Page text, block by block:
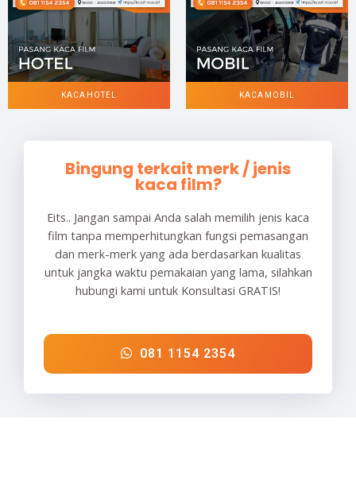
KACA HOTEL KACA MOBIL
Bingung terkait merk / jenis
kaca film?
Eits.. Jangan sampai Anda salah memilih jenis kaca
film tanpa memperhitungkan fungsi pemasangan
dan merk-merk yang ada berdasarkan kualitas
untuk jangka waktu pemakaian yang lama, silahkan
hubungi kami untuk Konsultasi GRATIS!
081 1154 2354